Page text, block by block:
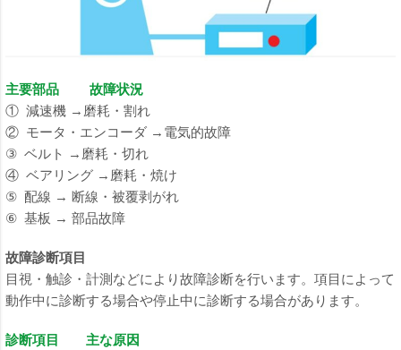
主要部品 故障状況
① 減速機 →磨耗・割れ
② モータ・エンコーダ →電気的故障
③ ベルト →磨耗・切れ
④ ベアリング →磨耗・焼け
⑤ 配線 → 断線・被覆剥がれ
⑥ 基板 → 部品故障
故障診断項目
目視・触診・計測などにより故障診断を行います。項目によって
動作中に診断する場合や停止中に診断する場合があります。
診断項目 主な原因